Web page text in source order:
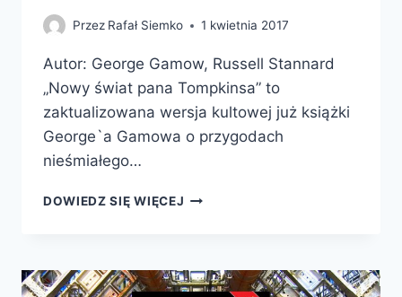
Przez Rafał Siemko 1 kwietnia 2017
Autor: George Gamow, Russell Stannard
„Nowy świat pana Tompkinsa” to
zaktualizowana wersja kultowej już książki
George`a Gamowa o przygodach
nieśmiałego…
DOWIEDZ SIĘ WIĘCEJ NOWY